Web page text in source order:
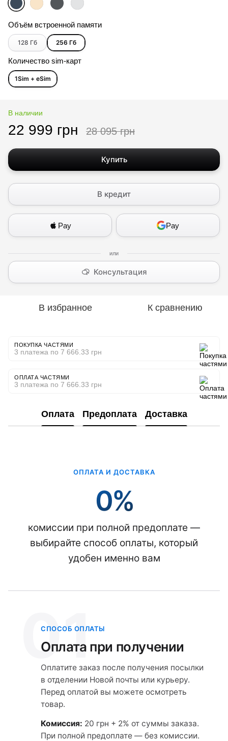
Объём встроенной памяти
128 Гб 256 Гб
Количество sim-карт
1Sim + eSim
В наличии
22 999 грн 28 095 грн
Купить
В кредит
Pay Pay
Консультация
В избранное К сравнению
ПОКУПКА ЧАСТЯМИ
3 платежа по 7 666.33 грн
ОПЛАТА ЧАСТЯМИ
3 платежа по 7 666.33 грн
Оплата Предоплата Доставка
ОПЛАТА И ДОСТАВКА
0%
комиссии при полной предоплате —
выбирайте способ оплаты, который
удобен именно вам
01
СПОСОБ ОПЛАТЫ
Оплата при получении
Оплатите заказ после получения посылки
в отделении Новой почты или курьеру.
Перед оплатой вы можете осмотреть
товар.
Комиссия: 20 грн + 2% от суммы заказа.
При полной предоплате — без комиссии.